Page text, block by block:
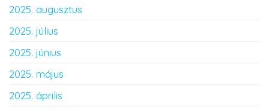
2025. augusztus
2025. július
2025. június
2025. május
2025. április